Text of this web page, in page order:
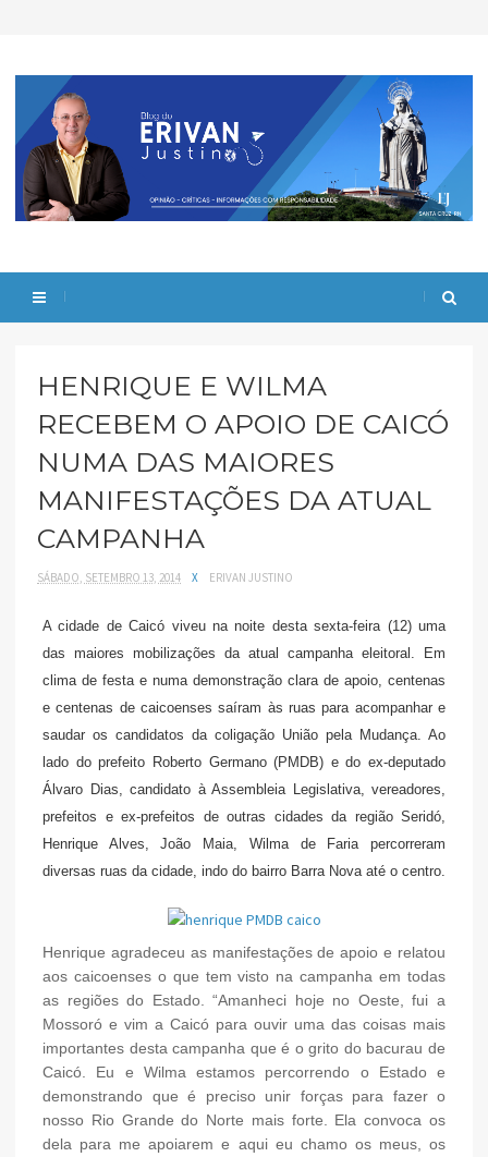
HENRIQUE E WILMA
RECEBEM O APOIO DE CAICÓ
NUMA DAS MAIORES
MANIFESTAÇÕES DA ATUAL
CAMPANHA
SÁBADO, SETEMBRO 13, 2014 X ERIVAN JUSTINO
A cidade de Caicó viveu na noite desta sexta-feira (12) uma
das maiores mobilizações da atual campanha eleitoral. Em
clima de festa e numa demonstração clara de apoio, centenas
e centenas de caicoenses saíram às ruas para acompanhar e
saudar os candidatos da coligação União pela Mudança. Ao
lado do prefeito Roberto Germano (PMDB) e do ex-deputado
Álvaro Dias, candidato à Assembleia Legislativa, vereadores,
prefeitos e ex-prefeitos de outras cidades da região Seridó,
Henrique Alves, João Maia, Wilma de Faria percorreram
diversas ruas da cidade, indo do bairro Barra Nova até o centro.
Henrique agradeceu as manifestações de apoio e relatou
aos caicoenses o que tem visto na campanha em todas
as regiões do Estado. “Amanheci hoje no Oeste, fui a
Mossoró e vim a Caicó para ouvir uma das coisas mais
importantes desta campanha que é o grito do bacurau de
Caicó. Eu e Wilma estamos percorrendo o Estado e
demonstrando que é preciso unir forças para fazer o
nosso Rio Grande do Norte mais forte. Ela convoca os
dela para me apoiarem e aqui eu chamo os meus, os